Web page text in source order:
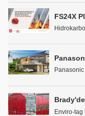
FS24X
Enviro-tag